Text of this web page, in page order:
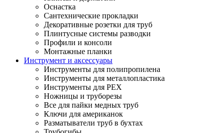
Оснастка
Сантехнические прокладки
Декоративные розетки для труб
Плинтусные системы разводки
Профили и консоли
Монтажные планки
Инструмент и аксессуары
Инструменты для полипропилена
Инструменты для металлопластика
Инструменты для PEX
Ножницы и труборезы
Все для пайки медных труб
Ключи для американок
Разматыватели труб в бухтах